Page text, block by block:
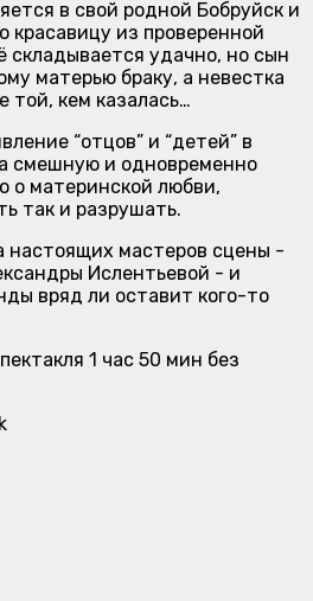
в свой родной Бобруйск и
из проверенной
складывается удачно, но сын
матерью браку, а невестка
той, кем казалась…
“отцов” и “детей” в
смешную и одновременно
о материнской любви,
так и разрушать.
настоящих мастеров сцены -
Ислентьевой - и
вряд ли оставит кого-то
1 час 50 мин без